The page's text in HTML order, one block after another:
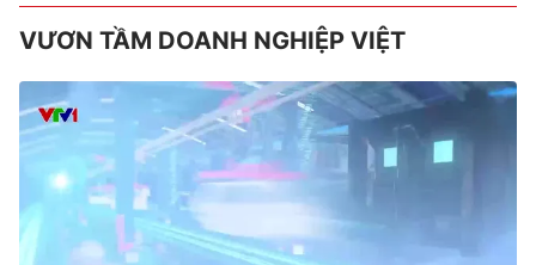
VƯƠN TẦM DOANH NGHIỆP VIỆT